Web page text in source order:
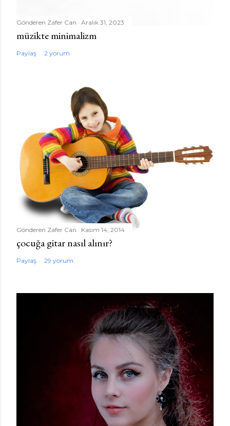
Gönderen Zafer Can Aralık 31, 2023
müzikte minimalizm
Paylaş 2 yorum
Gönderen Zafer Can Kasım 14, 2014
çocuğa gitar nasıl alınır?
Paylaş 29 yorum